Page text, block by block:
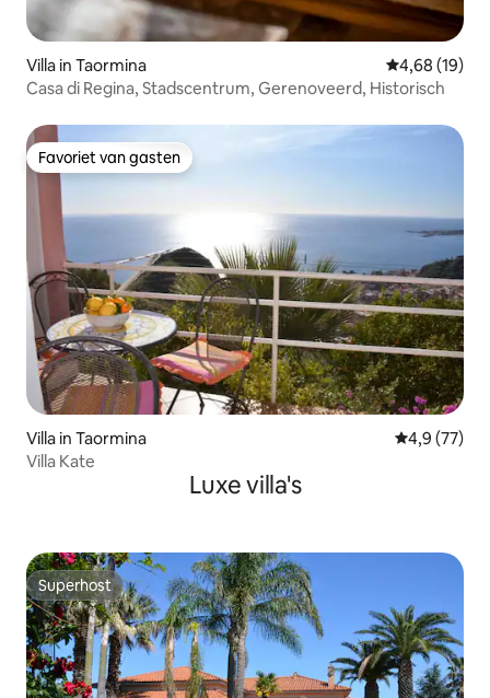
Villa in Taormina Gemiddelde
4,68 (19)
Casa di Regina, Stadscentrum, Gerenoveerd, Historisch
Favoriet van gasten
Favoriet van gasten
Villa in Taormina
4,9 (77)
Villa Kate
Luxe villa's
Superhost
Superhost